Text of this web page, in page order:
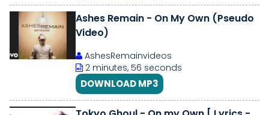
Ashes Remain - On My Own (Pseudo
Video)
AshesRemainvideos
2 minutes, 56 seconds
DOWNLOAD MP3